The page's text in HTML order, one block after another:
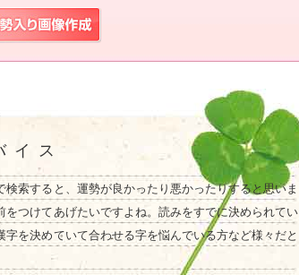
イス
索すると、運勢が良かったり悪かったりすると思いま
つけてあげたいですよね。読みをすでに決められてい
を決めていて合わせる字を悩んでいる方など様々だと